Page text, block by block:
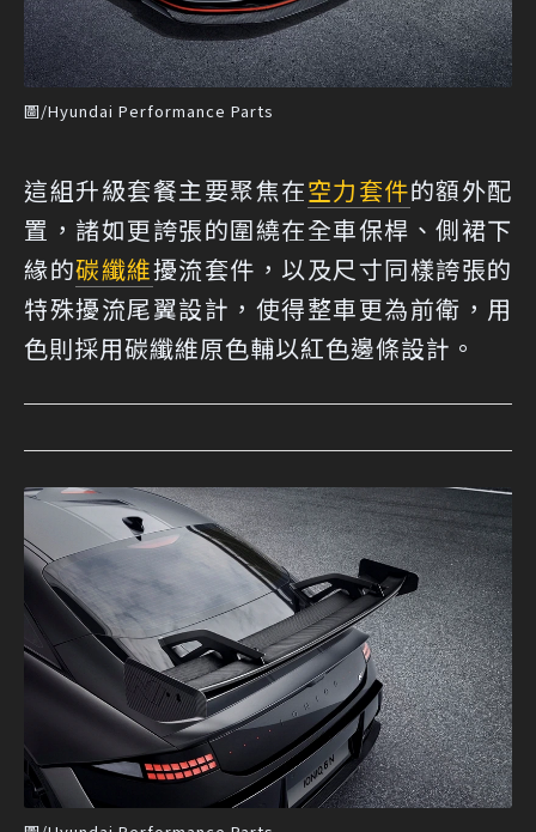
圖/Hyundai Performance Parts
這組升級套餐主要聚焦在空力套件的額外配
置，諸如更誇張的圍繞在全車保桿、側裙下
緣的碳纖維擾流套件，以及尺寸同樣誇張的
特殊擾流尾翼設計，使得整車更為前衛，用
色則採用碳纖維原色輔以紅色邊條設計。